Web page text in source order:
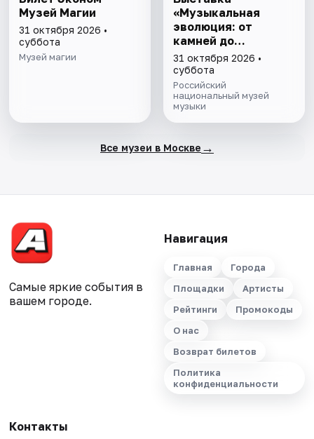
Музей Магии
31 октября 2026 •
суббота
Музей магии
«Музыкальная
эволюция: от
камней до
нейросети»
31 октября 2026 •
суббота
Российский
национальный музей
музыки
Все музеи в Москве →
Самые яркие события в
вашем городе.
Навигация
Главная
Города
Площадки
Артисты
Рейтинги
Промокоды
О нас
Возврат билетов
Политика
конфиденциальности
Контакты